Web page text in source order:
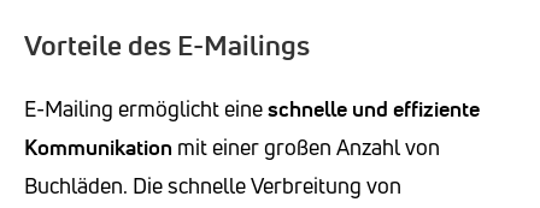
Vorteile des E-Mailings
E-Mailing ermöglicht eineschnelle und effiziente
Kommunikation mit einer großen Anzahl von
Buchläden. Die schnelle Verbreitung von